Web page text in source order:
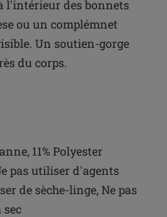
l'intérieur des bonnets
ou un complémnet
Un soutien-gorge
du corps.
11% Polyester
pas utiliser d'agents
de sèche-linge, Ne pas
sec